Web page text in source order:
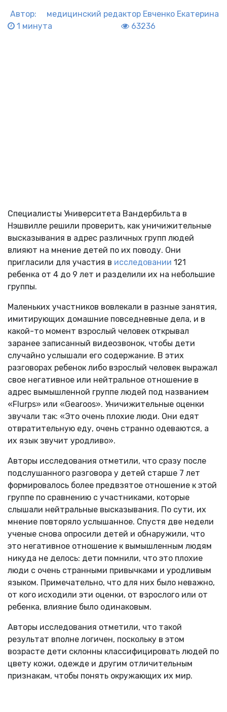
Автор: медицинский редактор Евченко Екатерина
1 минута
63236
Специалисты Университета Вандербильта в
Нэшвилле решили проверить, как уничижительные
высказывания в адрес различных групп людей
влияют на мнение детей по их поводу. Они
пригласили для участия в исследовании 121
ребенка от 4 до 9 лет и разделили их на небольшие
группы.
Маленьких участников вовлекали в разные занятия,
имитирующих домашние повседневные дела, и в
какой-то момент взрослый человек открывал
заранее записанный видеозвонок, чтобы дети
случайно услышали его содержание. В этих
разговорах ребенок либо взрослый человек выражал
свое негативное или нейтральное отношение в
адрес вымышленной группе людей под названием
«Flurps» или «Gearoos». Уничижительные оценки
звучали так: «Это очень плохие люди. Они едят
отвратительную еду, очень странно одеваются, а
их язык звучит уродливо».
Авторы исследования отметили, что сразу после
подслушанного разговора у детей старше 7 лет
формировалось более предвзятое отношение к этой
группе по сравнению с участниками, которые
слышали нейтральные высказывания. По сути, их
мнение повторяло услышанное. Спустя две недели
ученые снова опросили детей и обнаружили, что
это негативное отношение к вымышленным людям
никуда не делось: дети помнили, что это плохие
люди с очень странными привычками и уродливым
языком. Примечательно, что для них было неважно,
от кого исходили эти оценки, от взрослого или от
ребенка, влияние было одинаковым.
Авторы исследования отметили, что такой
результат вполне логичен, поскольку в этом
возрасте дети склонны классифицировать людей по
цвету кожи, одежде и другим отличительным
признакам, чтобы понять окружающих их мир.